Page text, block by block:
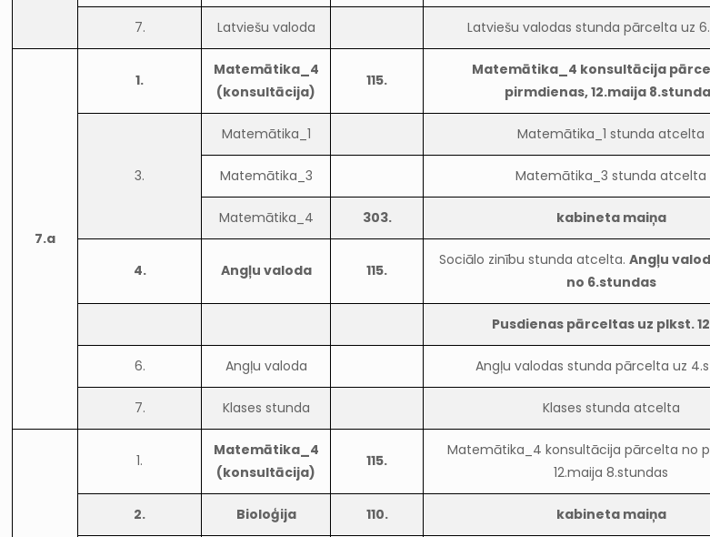
7. Latviešu valoda Latviešu valodas stunda pārcelta uz
7.a
1.
Matemātika_4
(konsultācija)
115.
Matemātika_4 konsultācija
pirmdienas, 12.maija
3.
Matemātika_1 Matemātika_1 stunda atcelta
Matemātika_3 Matemātika_3 stunda atcelta
Matemātika_4 303. kabineta maiņa
4. Angļu valoda 115.
Sociālo zinību stunda atcelta. Angļu
no 6.stundas
Pusdienas pārceltas uz plkst.
6. Angļu valoda Angļu valodas stunda pārcelta uz
7. Klases stunda Klases stunda atcelta
1.
Matemātika_4
(konsultācija)
115.
Matemātika_4 konsultācija pārcelta no
12.maija 8.stundas
2. Bioloģija 110. kabineta maiņa